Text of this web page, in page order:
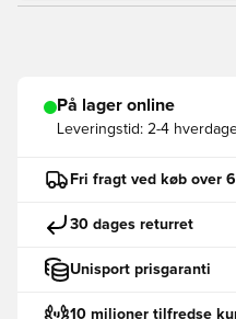
På lager online
Leveringstid: 2-4
Fri fragt ved køb over
30 dages returret
Unisport prisgaranti
10 milioner tilfredse